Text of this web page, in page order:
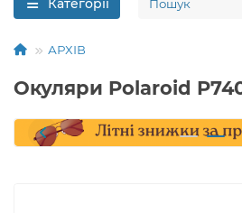
Категорії
АРХІВ
Окуляри Polaroid